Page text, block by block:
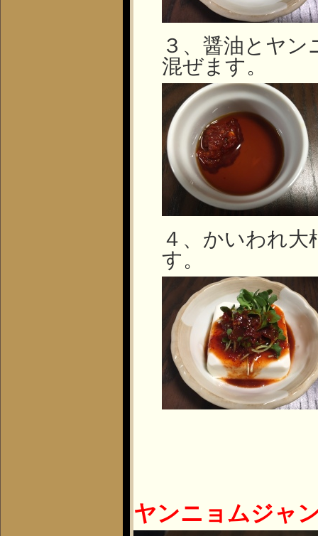
３、醤油とヤ
混ぜます。
４、かいわれ
す。
ヤンニョムジャ